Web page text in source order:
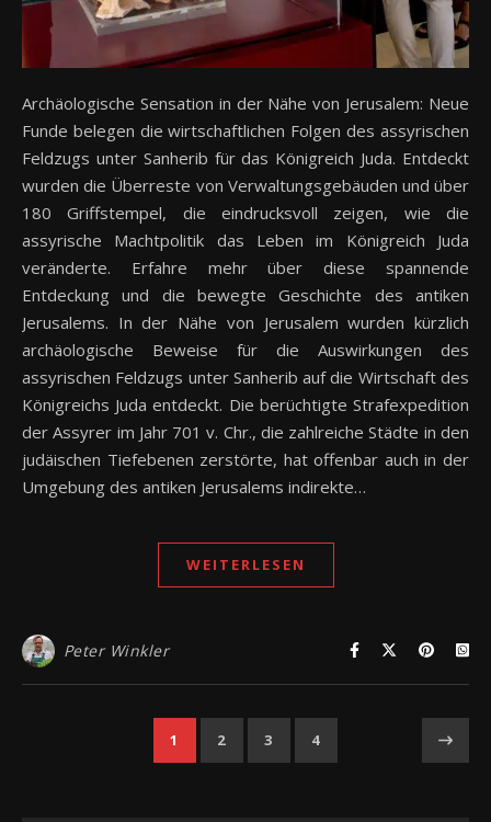
Archäologische Sensation in der Nähe von Jerusalem: Neue
Funde belegen die wirtschaftlichen Folgen des assyrischen
Feldzugs unter Sanherib für das Königreich Juda. Entdeckt
wurden die Überreste von Verwaltungsgebäuden und über
180 Griffstempel, die eindrucksvoll zeigen, wie die
assyrische Machtpolitik das Leben im Königreich Juda
veränderte. Erfahre mehr über diese spannende
Entdeckung und die bewegte Geschichte des antiken
Jerusalems. In der Nähe von Jerusalem wurden kürzlich
archäologische Beweise für die Auswirkungen des
assyrischen Feldzugs unter Sanherib auf die Wirtschaft des
Königreichs Juda entdeckt. Die berüchtigte Strafexpedition
der Assyrer im Jahr 701 v. Chr., die zahlreiche Städte in den
judäischen Tiefebenen zerstörte, hat offenbar auch in der
Umgebung des antiken Jerusalems indirekte…
WEITERLESEN
Peter Winkler
1 2 3 4